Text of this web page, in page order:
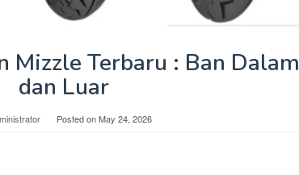
Mizzle Terbaru : Ban Dalam
dan Luar
Posted onMay 24, 2026